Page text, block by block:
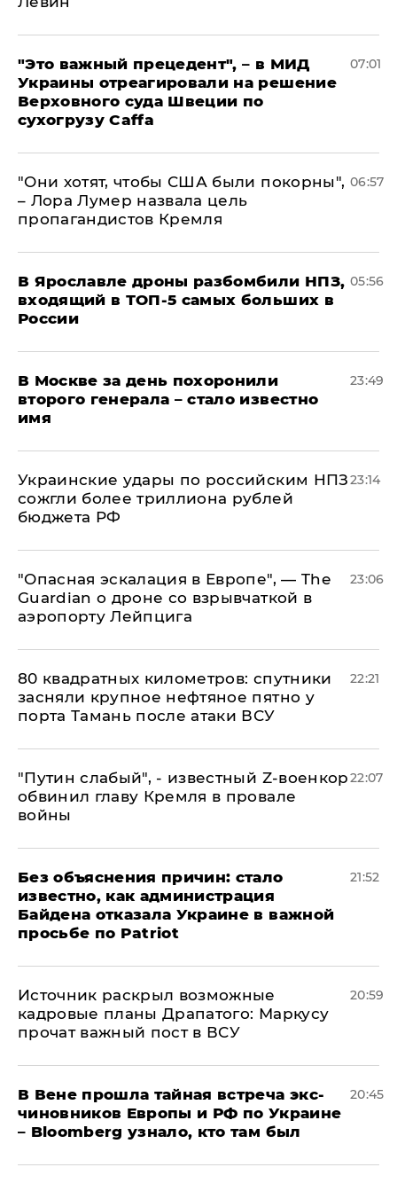
"Это важный прецедент", – в МИД
Украины отреагировали на решение
Верховного суда Швеции по
сухогрузу Caffa
07:01
"Они хотят, чтобы США были покорны",
– Лора Лумер назвала цель
пропагандистов Кремля
06:57
В Ярославле дроны разбомбили НПЗ,
входящий в ТОП-5 самых больших в
России
05:56
В Москве за день похоронили
второго генерала – стало известно
имя
23:49
Украинские удары по российским НПЗ
сожгли более триллиона рублей
бюджета РФ
23:14
"Опасная эскалация в Европе", — The
Guardian о дроне со взрывчаткой в
аэропорту Лейпцига
23:06
80 квадратных километров: спутники
засняли крупное нефтяное пятно у
порта Тамань после атаки ВСУ
22:21
​"Путин слабый", - известный Z-военкор
обвинил главу Кремля в провале
войны
22:07
Без объяснения причин: стало
известно, как администрация
Байдена отказала Украине в важной
просьбе по Patriot
21:52
​Источник раскрыл возможные
кадровые планы Драпатого: Маркусу
прочат важный пост в ВСУ
20:59
В Вене прошла тайная встреча экс-
чиновников Европы и РФ по Украине
– Bloomberg узнало, кто там был
20:45